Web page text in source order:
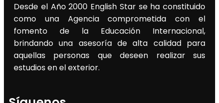
Desde el Año 2000 English Star se ha constituido
como una Agencia comprometida con el
fomento de la Educación Internacional,
brindando una asesoría de alta calidad para
aquellas personas que deseen realizar sus
estudios en el exterior.